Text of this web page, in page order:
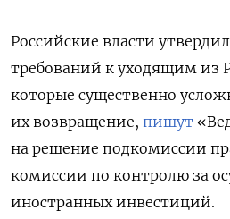
Российские власти
требований к уходящим из
которые существенно
их возвращение, пишут
на решение подкомиссии
комиссии по контролю за
иностранных инвестиций.